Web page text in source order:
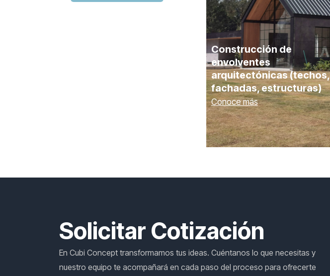
Construcción de
envolventes
arquitectónicas (techos,
fachadas, estructuras)
Conoce más
Solicitar Cotización
En Cubi Concept transformamos tus ideas. Cuéntanos lo que necesitas y
nuestro equipo te acompañará en cada paso del proceso para ofrecerte